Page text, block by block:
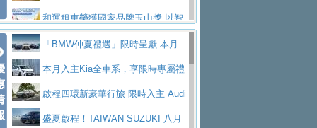
仕版29日開放搶購
價89萬起
edes-AMG 全新GT 4-Door Coupe全球首發
福斯推出首款GTI純電性能掀背ID.
Polo GTI，擁有226匹馬力和零百加速 6.8
秒的實力
Jaguar 公布四門 GT車款正式車名
為JAGUAR TYPE 01
終於跟上進度，LEXUS發表首款三
排六座純電旗艦休旅 TZ
有錢也買不到的Golf R！福斯打造
全新Golf R 24h賽車將挑戰紐柏林24小時耐
SKODA公布全新小型純電跨界休旅
算圓夢」專案和運租車榮獲國家品牌玉山獎 以智
慧移動與綠能創新父親節霸氣獻禮！PGO 威力125 最
低入手價 $60,900 起 省油ｘ安全ｘ大空間
陪爸爸輕鬆
Toyota歐洲純電車銷量翻倍 2026
上半年成長113％
NISSAN X-TRAIL 上市首月銷量
躋身同級前3名Subaru推動燃油、油電與純電車混
「BMW仲夏禮遇」限時呈獻 本月
入主即享尊榮豪華五星假期 多元優購方案
同步實施
本月入主Kia全車系，享限時專屬禮
遇 啟程四環新豪華行旅 限時入主 Audi
A6 旗艦陣容 低月付5,888元起及3 年乙式險
盛夏啟程！TAIWAN SUZUKI 八月